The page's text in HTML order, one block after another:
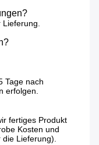
Tage nach
erfolgen.
fertiges Produkt
Kosten und
Lieferung).